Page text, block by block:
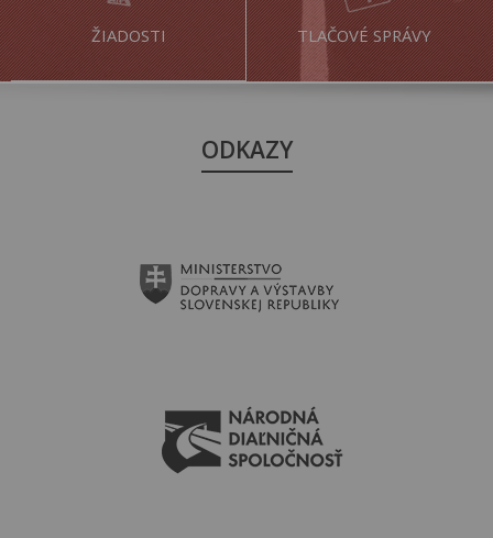
ŽIADOSTI TLAČOVÉ SPRÁVY
ODKAZY